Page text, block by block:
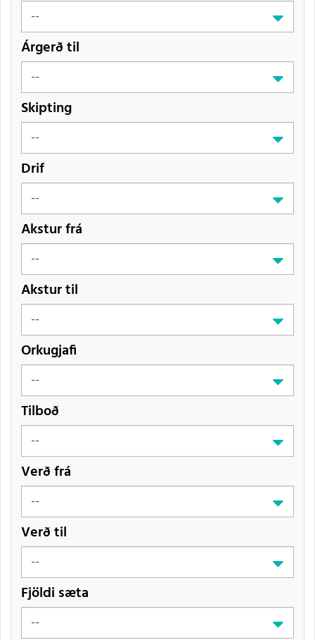
Árgerð til
Skipting
Drif
Akstur frá
Akstur til
Orkugjafi
Tilboð
Verð frá
Verð til
Fjöldi sæta